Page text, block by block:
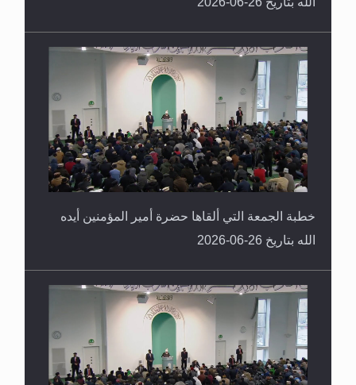
خطبة الجمعة التي ألقاها حضرة أمير المؤمنين أيده
الله بتاريخ 26-06-2026